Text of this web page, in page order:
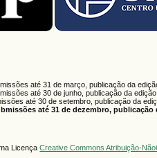
até 31 de março, publicação da
até 30 de junho, publicação da
até 30 de setembro, publicação da
até 31 de dezembro, publicação
LicençaCreative Commons Atribuição-